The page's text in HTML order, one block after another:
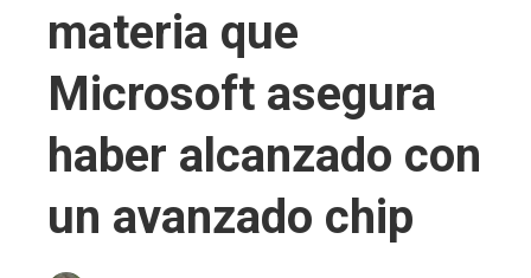
materia que
Microsoft asegura
haber alcanzado con
un avanzado chip